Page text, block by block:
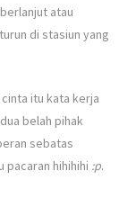
atau
di stasiun yang
itu kata kerja
belah pihak
sebatas
pacaran hihihihi :p.